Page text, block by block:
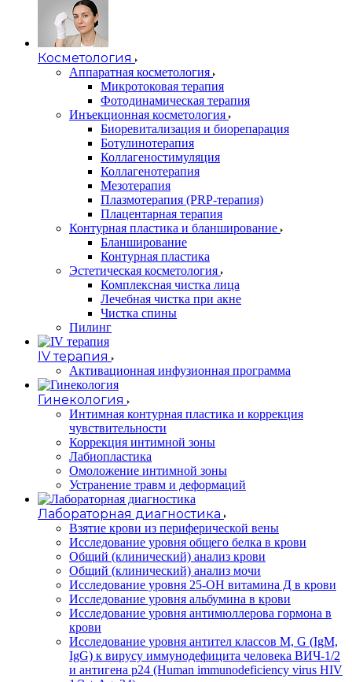
Косметология
Аппаратная косметология
Микротоковая терапия
Фотодинамическая терапия
Инъекционная косметология
Биоревитализация и биорепарация
Ботулинотерапия
Коллагеностимуляция
Коллагенотерапия
Мезотерапия
Плазмотерапия (PRP-терапия)
Плацентарная терапия
Контурная пластика и бланширование
Бланширование
Контурная пластика
Эстетическая косметология
Комплексная чистка лица
Лечебная чистка при акне
Чистка спины
Пилинг
IV терапия
Активационная инфузионная программа
Гинекология
Интимная контурная пластика и коррекция
чувствительности
Коррекция интимной зоны
Лабиопластика
Омоложение интимной зоны
Устранение травм и деформаций
Лабораторная диагностика
Взятие крови из периферической вены
Исследование уровня общего белка в крови
Общий (клинический) анализ крови
Общий (клинический) анализ мочи
Исследование уровня 25-OH витамина Д в крови
Исследование уровня альбумина в крови
Исследование уровня антимюллерова гормона в
крови
Исследование уровня антител классов M, G (IgM,
IgG) к вирусу иммунодефицита человека ВИЧ-1/2
и антигена p24 (Human immunodeficiency virus HIV